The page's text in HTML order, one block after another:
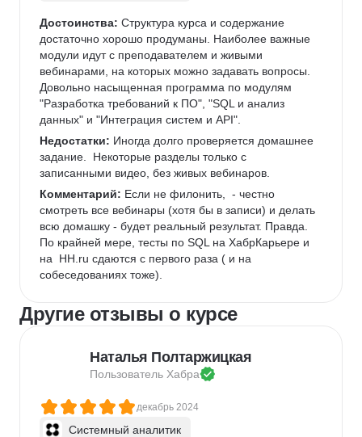
Достоинства: Структура курса и содержание
достаточно хорошо продуманы. Наиболее важные
модули идут с преподавателем и живыми
вебинарами, на которых можно задавать вопросы.
Довольно насыщенная программа по модулям
"Разработка требований к ПО", "SQL и анализ
данных" и "Интеграция систем и API".
Недостатки: Иногда долго проверяется домашнее
задание.  Некоторые разделы только с
записанными видео, без живых вебинаров.
Комментарий: Если не филонить,  - честно
смотреть все вебинары (хотя бы в записи) и делать
всю домашку - будет реальный результат. Правда.
По крайней мере, тесты по SQL на ХабрКарьере и
на  HH.ru сдаются с первого раза ( и на
собеседованиях тоже).
Другие отзывы о курсе
Наталья Полтаржицкая
Пользователь Хабра
декабрь 2024
Системный аналитик